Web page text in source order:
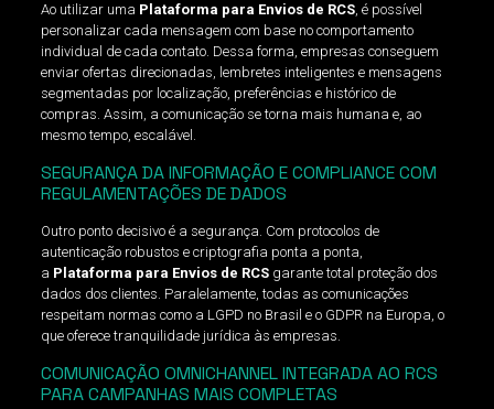
Ao utilizar uma Plataforma para Envios de RCS, é possível
personalizar cada mensagem com base no comportamento
individual de cada contato. Dessa forma, empresas conseguem
enviar ofertas direcionadas, lembretes inteligentes e mensagens
segmentadas por localização, preferências e histórico de
compras. Assim, a comunicação se torna mais humana e, ao
mesmo tempo, escalável.
SEGURANÇA DA INFORMAÇÃO E COMPLIANCE COM
REGULAMENTAÇÕES DE DADOS
Outro ponto decisivo é a segurança. Com protocolos de
autenticação robustos e criptografia ponta a ponta,
a Plataforma para Envios de RCSgarante total proteção dos
dados dos clientes. Paralelamente, todas as comunicações
respeitam normas como a LGPD no Brasil e o GDPR na Europa, o
que oferece tranquilidade jurídica às empresas.
COMUNICAÇÃO OMNICHANNEL INTEGRADA AO RCS
PARA CAMPANHAS MAIS COMPLETAS